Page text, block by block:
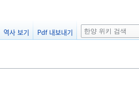
역사 보기 Pdf 내보내기
검
색